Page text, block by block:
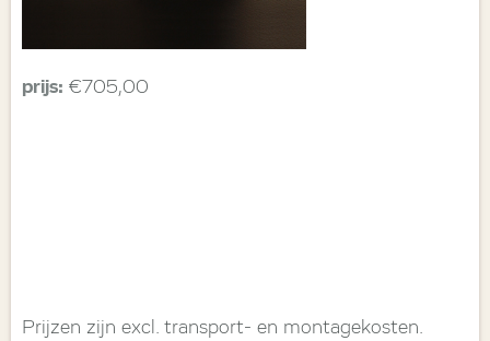
prijs: €705,00
Prijzen zijn excl. transport- en montagekosten.